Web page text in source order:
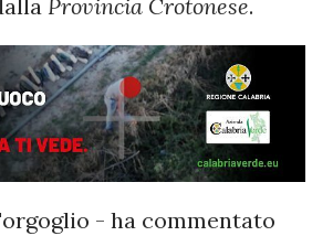
Provincia Crotonese.
- ha commentato